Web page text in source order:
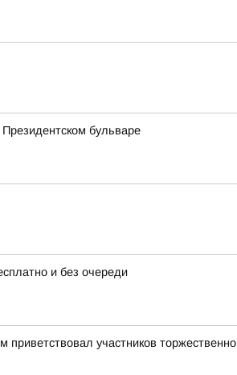
бульваре
и без очереди
участников